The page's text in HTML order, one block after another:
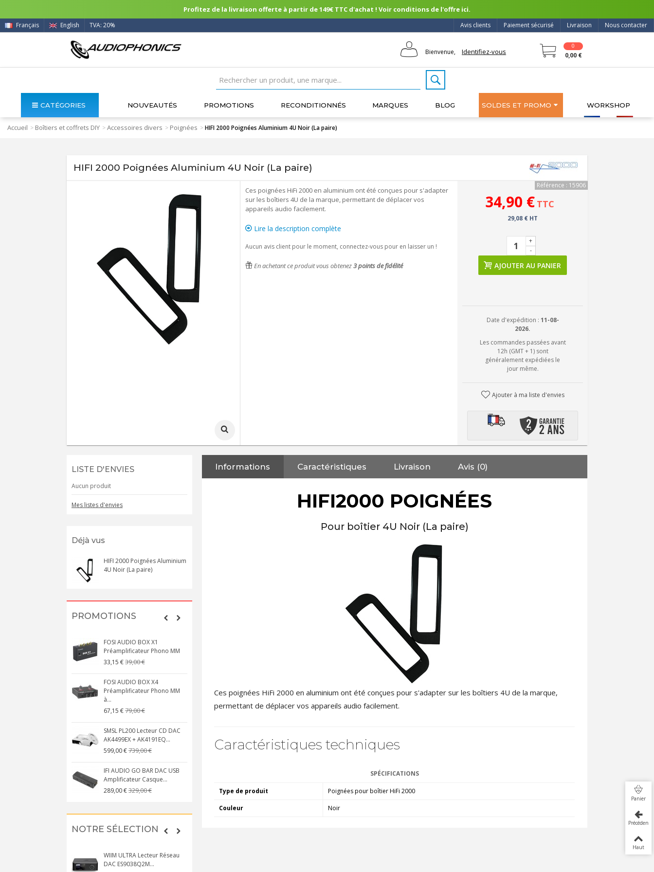
Profitez de la livraison offerte à partir de 149€ TTC d'achat ! Voir conditions de l'offre ici.
Nous contacter
Livraison
Paiement sécurisé
Avis clients
Français English TVA: 20%
Bienvenue, Identifiez-vous
0
0,00 €
CATÉGORIES NOUVEAUTÉS PROMOTIONS RECONDITIONNÉS MARQUES BLOG SOLDES ET PROMO WORKSHOP
Accueil > Boîtiers et coffrets DIY >Accessoires divers > Poignées >HIFI 2000 Poignées Aluminium 4U Noir (La paire)
HIFI 2000 Poignées Aluminium 4U Noir (La paire)
Ces poignées HiFi 2000 en aluminium ont été conçues pour s'adapter
sur les boîtiers 4U de la marque, permettant de déplacer vos
appareils audio facilement.
Lire la description complète
Aucun avis client pour le moment, connectez-vous pour en laisser un !
En achetant ce produit vous obtenez3points de fidélité
Référence : 15906
34,90 € TTC
29,08 € HT
-
+
AJOUTER AU PANIER
Date d'expédition : 11-08-
2026.
Les commandes passées avant
12h (GMT + 1) sont
généralement expédiées le
jour même.
Ajouter à ma liste d'envies
LISTE D'ENVIES
Aucun produit
Mes listes d'envies
Déjà vus
HIFI 2000 Poignées Aluminium
4U Noir (La paire)
PROMOTIONS
FOSI AUDIO BOX X1
Préamplificateur Phono MM
33,15 €39,00 €
FOSI AUDIO BOX X4
Préamplificateur Phono MM
à...
67,15 €79,00 €
SMSL PL200 Lecteur CD DAC
AK4499EX + AK4191EQ...
599,00 €739,00 €
IFI AUDIO GO BAR DAC USB
Amplificateur Casque...
289,00 €329,00 €
MKSX4 Enceinte Subwoofer...
149,00 €
179,90 €
579,00 € 649,00 €
NOTRE SÉLECTION
WIIM ULTRA Lecteur Réseau
DAC ES9038Q2M...
Informations Caractéristiques Livraison Avis (0)
HIFI2000 POIGNÉES
Pour boîtier 4U Noir (La paire)
Ces poignées HiFi 2000 en aluminium ont été conçues pour s'adapter sur les boîtiers 4U de la marque,
permettant de déplacer vos appareils audio facilement.
Caractéristiques techniques
SPÉCIFICATIONS
Type de produit Poignées pour boîtier HiFi 2000
Couleur Noir
Panier
Précédent
Haut